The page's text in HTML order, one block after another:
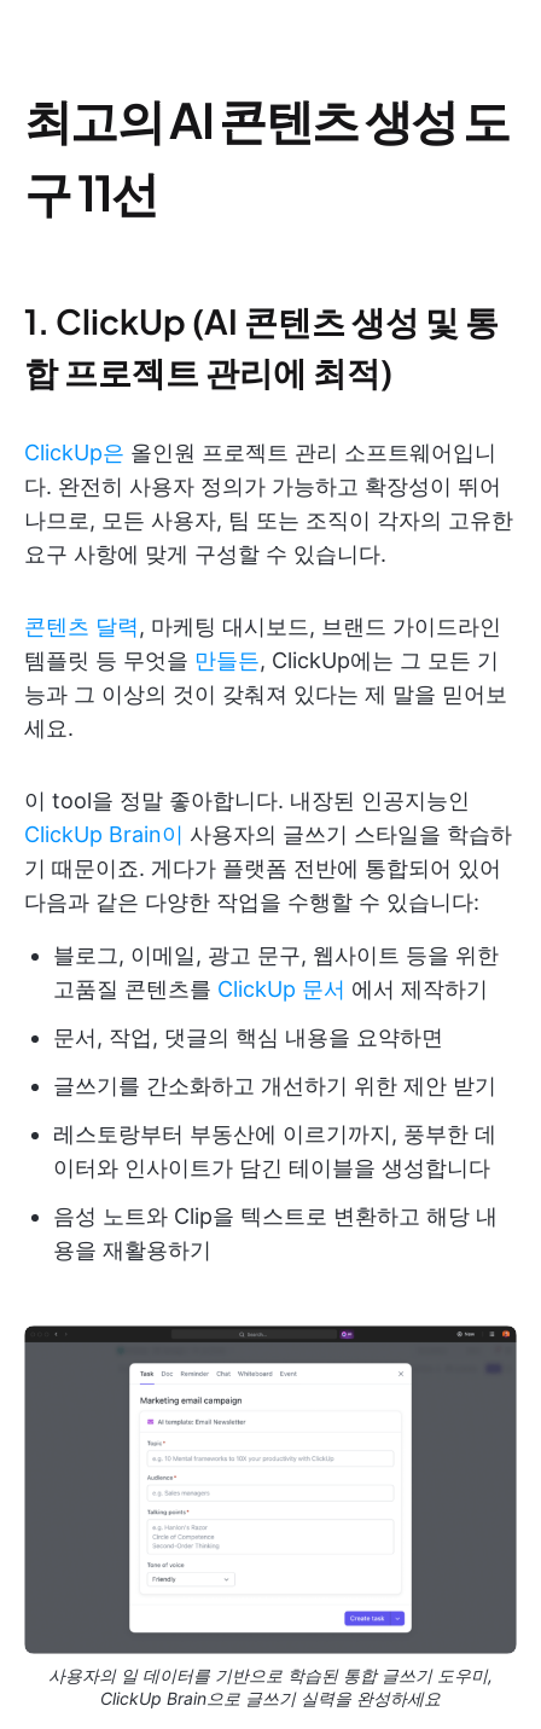
최고의 AI 콘텐츠 생성 도
구 11선
1. ClickUp (AI 콘텐츠 생성 및 통
합 프로젝트 관리에 최적)
ClickUp은 올인원 프로젝트 관리 소프트웨어입니
다. 완전히 사용자 정의가 가능하고 확장성이 뛰어
나므로, 모든 사용자, 팀 또는 조직이 각자의 고유한
요구 사항에 맞게 구성할 수 있습니다.
콘텐츠 달력, 마케팅 대시보드, 브랜드 가이드라인
템플릿 등 무엇을 만들든, ClickUp에는 그 모든 기
능과 그 이상의 것이 갖춰져 있다는 제 말을 믿어보
세요.
이 tool을 정말 좋아합니다. 내장된 인공지능인
ClickUp Brain이 사용자의 글쓰기 스타일을 학습하
기 때문이죠. 게다가 플랫폼 전반에 통합되어 있어
다음과 같은 다양한 작업을 수행할 수 있습니다:
블로그, 이메일, 광고 문구, 웹사이트 등을 위한
고품질 콘텐츠를 ClickUp 문서 에서 제작하기
문서, 작업, 댓글의 핵심 내용을 요약하면
글쓰기를 간소화하고 개선하기 위한 제안 받기
레스토랑부터 부동산에 이르기까지, 풍부한 데
이터와 인사이트가 담긴 테이블을 생성합니다
음성 노트와 Clip을 텍스트로 변환하고 해당 내
용을 재활용하기
사용자의 일 데이터를 기반으로 학습된 통합 글쓰기 도우미,
ClickUp Brain으로 글쓰기 실력을 완성하세요